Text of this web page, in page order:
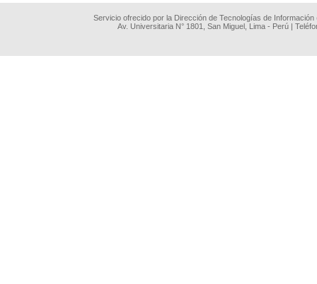
Servicio ofrecido por la Dirección de Tecnologías de
Av. Universitaria N° 1801, San Miguel, Lima - Perú |